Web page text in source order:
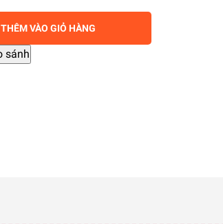
THÊM VÀO GIỎ HÀNG